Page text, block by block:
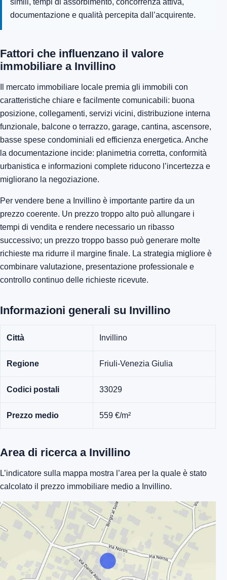
simili, tempi di assorbimento, concorrenza attiva,
documentazione e qualità percepita dall’acquirente.
Fattori che influenzano il valore
immobiliare a Invillino
Il mercato immobiliare locale premia gli immobili con
caratteristiche chiare e facilmente comunicabili: buona
posizione, collegamenti, servizi vicini, distribuzione interna
funzionale, balcone o terrazzo, garage, cantina, ascensore,
basse spese condominiali ed efficienza energetica. Anche
la documentazione incide: planimetria corretta, conformità
urbanistica e informazioni complete riducono l’incertezza e
migliorano la negoziazione.
Per vendere bene a Invillino è importante partire da un
prezzo coerente. Un prezzo troppo alto può allungare i
tempi di vendita e rendere necessario un ribasso
successivo; un prezzo troppo basso può generare molte
richieste ma ridurre il margine finale. La strategia migliore è
combinare valutazione, presentazione professionale e
controllo continuo delle richieste ricevute.
Informazioni generali su Invillino
Città Invillino
Regione Friuli-Venezia Giulia
Codici postali 33029
Prezzo medio 559 €/m²
Area di ricerca a Invillino
L’indicatore sulla mappa mostra l’area per la quale è stato
calcolato il prezzo immobiliare medio a Invillino.